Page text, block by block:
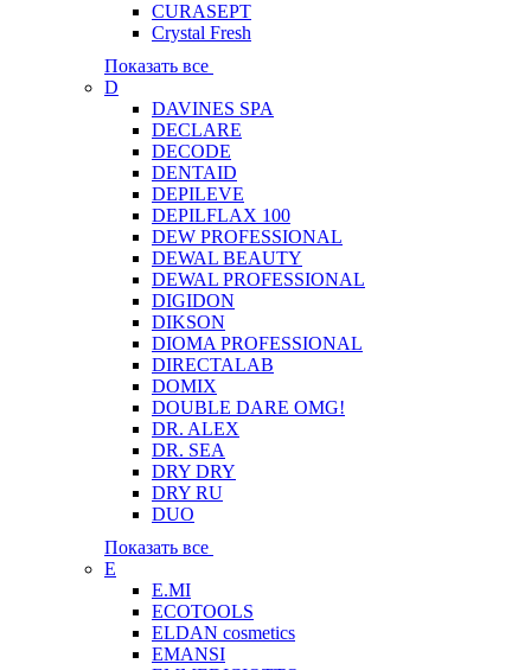
CURASEPT
Crystal Fresh
Показать все
D
DAVINES SPA
DECLARE
DECODE
DENTAID
DEPILEVE
DEPILFLAX 100
DEW PROFESSIONAL
DEWAL BEAUTY
DEWAL PROFESSIONAL
DIGIDON
DIKSON
DIOMA PROFESSIONAL
DIRECTALAB
DOMIX
DOUBLE DARE OMG!
DR. ALEX
DR. SEA
DRY DRY
DRY RU
DUO
Показать все
E
E.MI
ECOTOOLS
ELDAN cosmetics
EMANSI